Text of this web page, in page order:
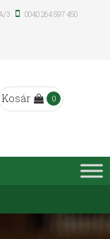
3 0040 264 597 450
Kosár 0